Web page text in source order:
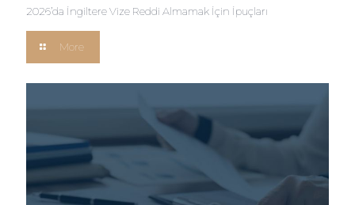
2026’da İngiltere Vize Reddi Almamak İçin İpuçları
More